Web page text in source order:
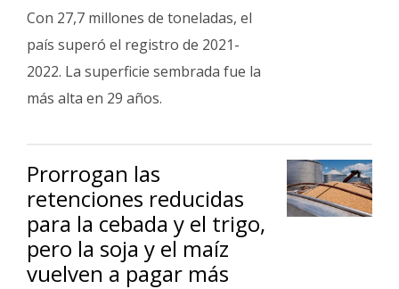
Con 27,7 millones de toneladas, el
país superó el registro de 2021-
2022. La superficie sembrada fue la
más alta en 29 años.
Prorrogan las
retenciones reducidas
para la cebada y el trigo,
pero la soja y el maíz
vuelven a pagar más